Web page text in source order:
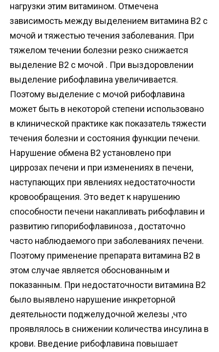
нагрузки этим витамином. Отмечена
зависимость между выделением витамина В2 с
мочой и тяжестью течения заболевания. При
тяжелом течении болезни резко снижается
выделение В2 с мочой . При выздоровлении
выделение рибофлавина увеличивается.
Поэтому выделение с мочой рибофлавина
может быть в некоторой степени использовано
в клинической практике как показатель тяжести
течения болезни и состояния функции печени.
Нарушение обмена В2 установлено при
циррозах печени и при изменениях в печени,
наступающих при явлениях недостаточности
кровообращения. Это ведет к нарушению
способности печени накапливать рибофлавин и
развитию гипорибофлавиноза , достаточно
часто наблюдаемого при заболеваниях печени.
Поэтому применение препарата витамина В2 в
этом случае является обоснованным и
показанным. При недостаточности витамина В2
было выявлено нарушение инкреторной
деятельности поджелудочной железы ,что
проявлялось в снижении количества инсулина в
крови. Введение рибофлавина повышает